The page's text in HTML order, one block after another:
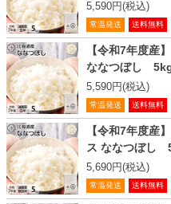
5,590円(税込)
常温発送 送料無料
【令和7年度産
ななつぼし
5,590円(税込)
常温発送 送料無料
【令和7年度産
ス ななつぼし
5,690円(税込)
常温発送 送料無料